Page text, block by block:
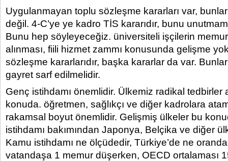
Uygulanmayan toplu sözleşme kararları var,
değil. 4-C’ye ye kadro TİS kararıdır, bunu
Bunu hep söyleyeceğiz. üniversiteli işçilerin
alınması, fiili hizmet zammı konusunda gelişme
sözleşme kararlarıdır, başka kararlar da var.
gayret sarf edilmelidir.
Genç istihdamı önemlidir. Ülkemiz radikal tedbirler
konuda. öğretmen, sağlıkçı ve diğer kadrolara
rakamsal boyut önemlidir. Gelişmiş ülkeler bu
istihdamı bakımından Japonya, Belçika ve diğer
Kamu istihdamı ne ölçüdedir, Türkiye’de ne
vatandaşa 1 memur düşerken, OECD ortalaması